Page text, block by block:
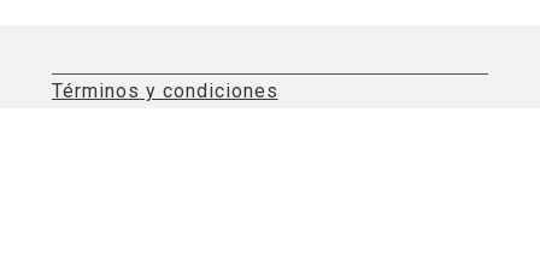
Términos y condiciones